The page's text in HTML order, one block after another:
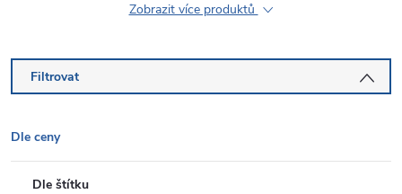
Zobrazit více produktů
Filtrovat
Dle ceny
Dle štítku